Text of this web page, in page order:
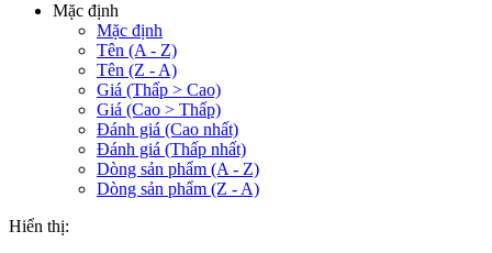
Mặc định
Mặc định
Tên (A - Z)
Tên (Z - A)
Giá (Thấp > Cao)
Giá (Cao > Thấp)
Đánh giá (Cao nhất)
Đánh giá (Thấp nhất)
Dòng sản phẩm (A - Z)
Dòng sản phẩm (Z - A)
Hiển thị: